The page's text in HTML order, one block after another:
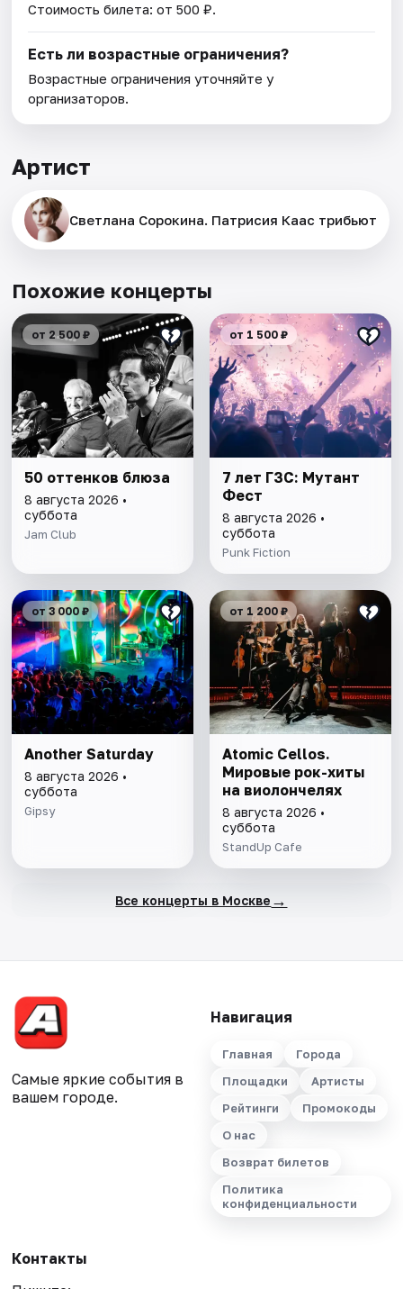
Стоимость билета: от 500 ₽.
Есть ли возрастные ограничения?
Возрастные ограничения уточняйте у
организаторов.
Артист
Светлана Сорокина. Патрисия Каас трибьют
Похожие концерты
от 2 500 ₽
50 оттенков блюза
8 августа 2026 •
суббота
Jam Club
от 1 500 ₽
7 лет ГЗС: Мутант
Фест
8 августа 2026 •
суббота
Punk Fiction
от 3 000 ₽
Another Saturday
8 августа 2026 •
суббота
Gipsy
от 1 200 ₽
Atomic Cellos.
Мировые рок-хиты
на виолончелях
8 августа 2026 •
суббота
StandUp Cafe
Все концерты в Москве →
Самые яркие события в
вашем городе.
Навигация
Главная
Города
Площадки
Артисты
Рейтинги
Промокоды
О нас
Возврат билетов
Политика
конфиденциальности
Контакты